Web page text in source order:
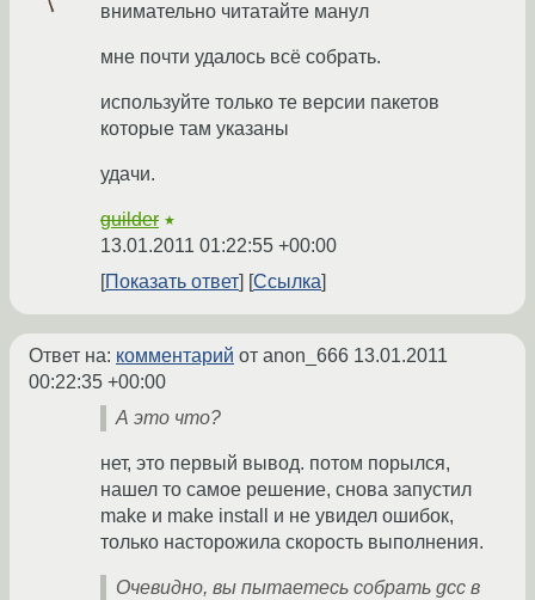
внимательно читатайте манул
мне почти удалось всё собрать.
используйте только те версии пакетов
которые там указаны
удачи.
guilder ★
13.01.2011 01:22:55 +00:00
Показать ответ
Ссылка
Ответ на: комментарий от anon_666 13.01.2011
00:22:35 +00:00
А это что?
нет, это первый вывод. потом порылся,
нашел то самое решение, снова запустил
make и make install и не увидел ошибок,
только насторожила скорость выполнения.
Очевидно, вы пытаетесь собрать gcc в